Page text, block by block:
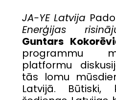
JA-YE Latvija
Enerģijas
Guntars
programmu
platformu
tās lomu
Latvijā. Būtiski,